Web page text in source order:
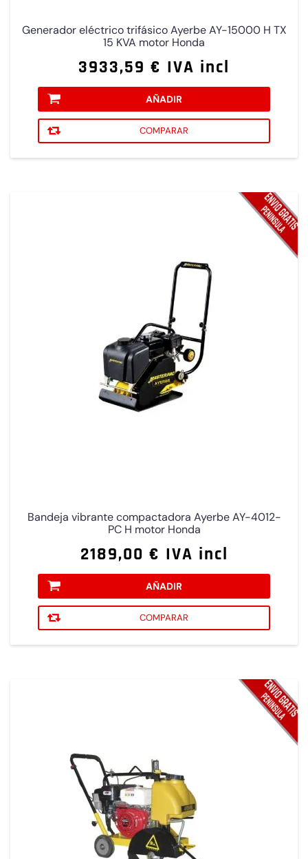
Generador eléctrico trifásico Ayerbe AY-15000 H TX
15 KVA motor Honda
3933,59 € IVA incl
AÑADIR
COMPARAR
Bandeja vibrante compactadora Ayerbe AY-4012-
PC H motor Honda
2189,00 € IVA incl
AÑADIR
COMPARAR